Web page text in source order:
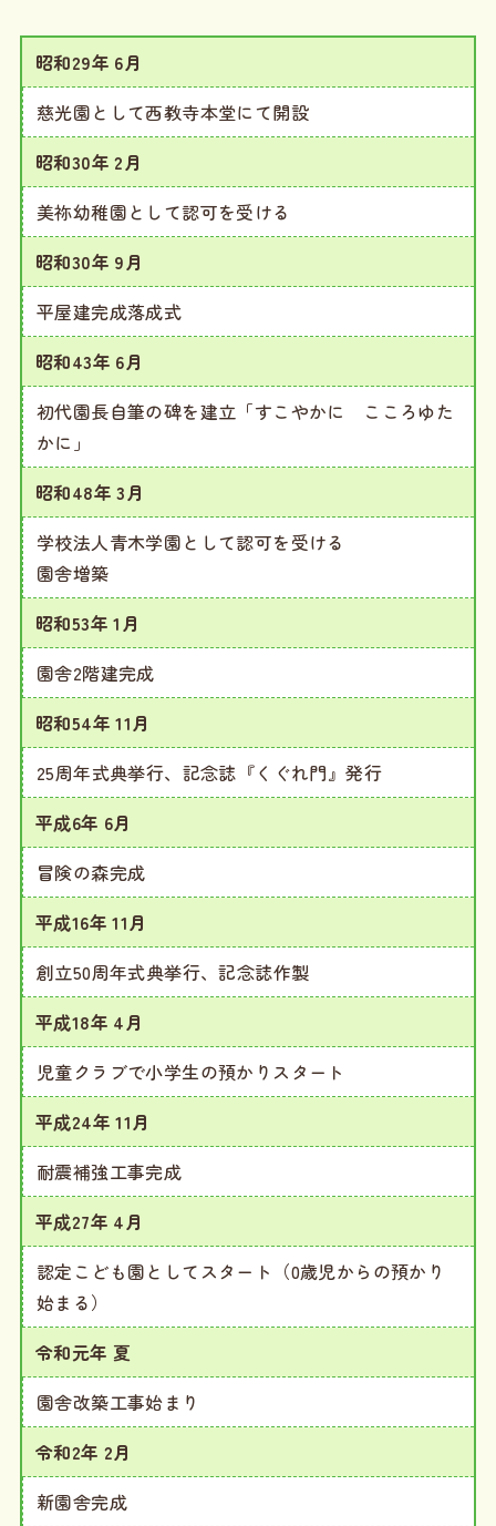
昭和29年 6月
慈光園として西教寺本堂にて開設
昭和30年 2月
美祢幼稚園として認可を受ける
昭和30年 9月
平屋建完成落成式
昭和43年 6月
初代園長自筆の碑を建立「すこやかに こころゆた
かに」
昭和48年 3月
学校法人青木学園として認可を受ける
園舎増築
昭和53年 1月
園舎2階建完成
昭和54年 11月
25周年式典挙行、記念誌『くぐれ門』発行
平成6年 6月
冒険の森完成
平成16年 11月
創立50周年式典挙行、記念誌作製
平成18年 4月
児童クラブで小学生の預かりスタート
平成24年 11月
耐震補強工事完成
平成27年 4月
認定こども園としてスタート（0歳児からの預かり
始まる）
令和元年 夏
園舎改築工事始まり
令和2年 2月
新園舎完成